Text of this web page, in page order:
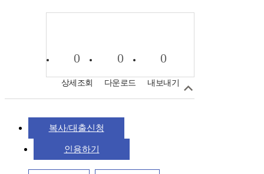
0
상세조회
0
다운로드
0
내보내기
복사/대출신청
인용하기